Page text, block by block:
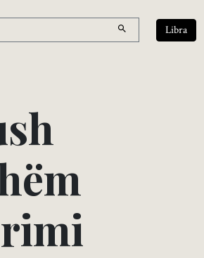
Libra
sh
ëm
rimi